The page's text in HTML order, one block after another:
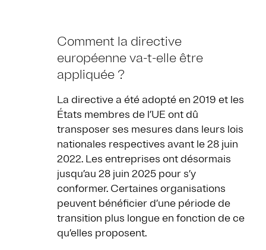
Comment la directive
européenne va-t-elle être
appliquée ?
La directive a été adopté en 2019 et les
États membres de l’UE ont dû
transposer ses mesures dans leurs lois
nationales respectives avant le 28 juin
2022. Les entreprises ont désormais
jusqu’au 28 juin 2025 pour s’y
conformer. Certaines organisations
peuvent bénéficier d’une période de
transition plus longue en fonction de ce
qu’elles proposent.